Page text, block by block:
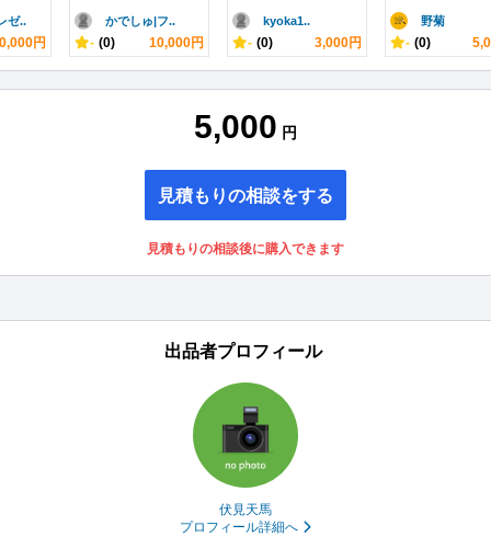
ゼ..
円
かでしゅ|フ..
- (0) 10,000円
kyoka1..
- (0) 3,000円
野菊
- (0)
5,000 円
見積もりの相談をする
見積もりの相談後に購入できます
出品者プロフィール
伏見天馬
プロフィール詳細へ